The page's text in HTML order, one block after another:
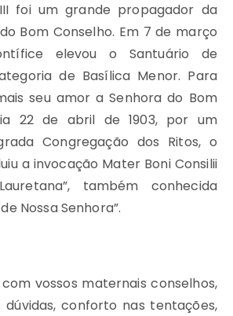
foi um grande propagador da
Bom Conselho. Em 7 de março
elevou o Santuário de
de Basílica Menor. Para
seu amor a Senhora do Bom
22 de abril de 1903, por um
Congregação dos Ritos, o
a invocação Mater Boni Consilii
também conhecida
Nossa Senhora”.
vossos maternais conselhos,
dúvidas, conforto nas tentações,